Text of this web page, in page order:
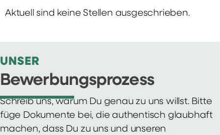
Aktuell sind keine Stellen ausgeschrieben.
UNSER
Bewerbungsprozess
Schreib uns, warum Du genau zu uns willst. Bitte
füge Dokumente bei, die authentisch glaubhaft
machen, dass Du zu uns und unseren